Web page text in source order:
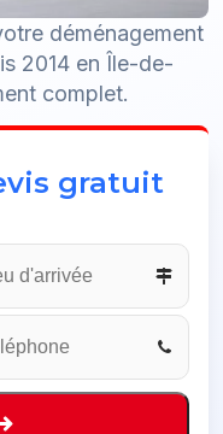
déménagement
2014 en Île-de-
complet.
gratuit